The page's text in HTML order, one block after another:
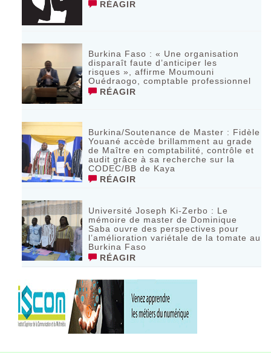
RÉAGIR
Burkina Faso : « Une organisation
disparaît faute d’anticiper les
risques », affirme Moumouni
Ouédraogo, comptable professionnel
RÉAGIR
Burkina/Soutenance de Master : Fidèle
Youané accède brillamment au grade
de Maître en comptabilité, contrôle et
audit grâce à sa recherche sur la
CODEC/BB de Kaya
RÉAGIR
Université Joseph Ki-Zerbo : Le
mémoire de master de Dominique
Saba ouvre des perspectives pour
l’amélioration variétale de la tomate au
Burkina Faso
RÉAGIR